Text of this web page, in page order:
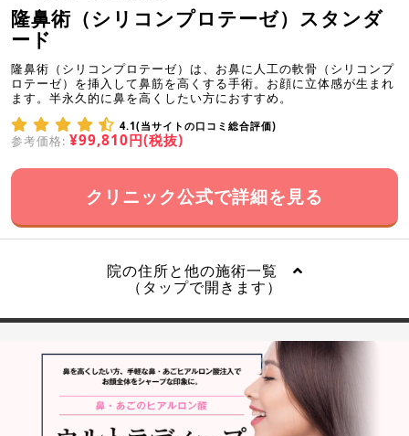
隆鼻術（シリコンプロテーゼ）スタンダ
ード
隆鼻術（シリコンプロテーゼ）は、お鼻に人工の軟骨（シリコンプ
ロテーゼ）を挿入して鼻筋を高くする手術。お顔に立体感が生まれ
ます。半永久的に鼻を高くしたい方におすすめ。
4.1(当サイトの口コミ総合評価)
参考価格: ¥99,810円(税抜)
クリニック公式で詳細を見る
院の住所と他の施術一覧
（タップで開きます）